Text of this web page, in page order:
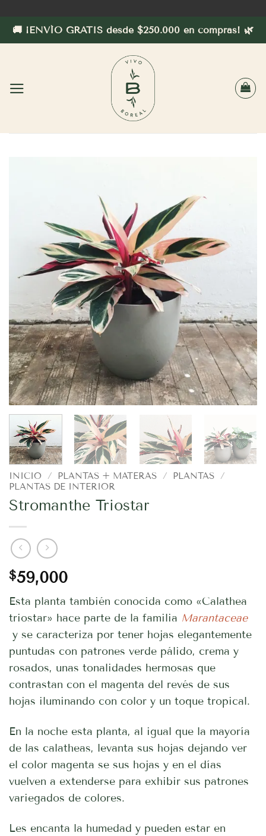
contenido
🚚 ¡ENVÍO GRATIS desde $250.000 en compras! 🌿
INICIO / PLANTAS + MATERAS / PLANTAS
/
PLANTAS DE INTERIOR
Stromanthe Triostar
$59,000
Esta planta también conocida como «Calathea
triostar» hace parte de la familia Marantaceae
y se caracteriza por tener hojas elegantemente
puntudas con patrones verde pálido, crema y
rosados, unas tonalidades hermosas que
contrastan con el magenta del revés de sus
hojas iluminando con color y un toque tropical.
En la noche esta planta, al igual que la mayoría
de las calatheas, levanta sus hojas dejando ver
el color magenta se sus hojas y en el días
vuelven a extenderse para exhibir sus patrones
variegados de colores.
Les encanta la humedad y pueden estar en